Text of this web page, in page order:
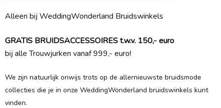
Alleen bij WeddingWonderland Bruidswinkels
GRATIS BRUIDSACCESSOIRES t.w.v. 150,- euro
bij alle Trouwjurken vanaf 999,- euro!
We zijn natuurlijk onwijs trots op de allernieuwste bruidsmode
collecties die je in onze WeddingWonderland bruidswinkels kunt
vinden.